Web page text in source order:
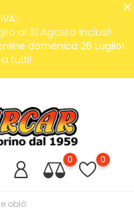
al 31 Agosto inclusi!
domenica 26 Luglio!
tutti!
0 0
oblò